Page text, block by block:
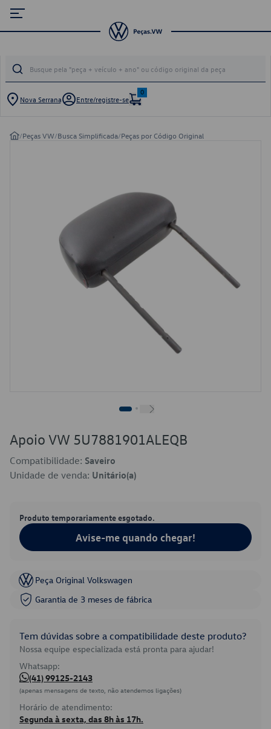
Nova Serrana Entre/registre-se
0
/Peças VW/Busca Simplificada/Peças por Código Original
Apoio VW 5U7881901ALEQB
Compatibilidade: Saveiro
Unidade de venda: Unitário(a)
Produto temporariamente esgotado.
Avise-me quando chegar!
Peça Original Volkswagen
Garantia de 3 meses de fábrica
Tem dúvidas sobre a compatibilidade deste produto?
Nossa equipe especializada está pronta para ajudar!
Whatsapp:
(41) 99125-2143
(apenas mensagens de texto, não atendemos ligações)
Horário de atendimento:
Segunda à sexta, das 8h às 17h.